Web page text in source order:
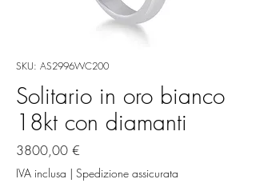
SKU: AS2996WC200
Solitario in oro bianco
18kt con diamanti
3800,00 €
IVA inclusa | Spedizione assicurata